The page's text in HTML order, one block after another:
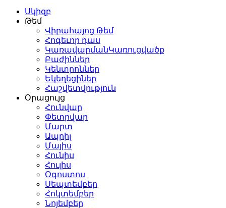
Սկիզբ
Թեմ
Վիրահայոց Թեմ
Հոգեւոր դաս
ԿառավարմանԿառուցվածք
Բաժիններ
Կենտրոններ
Եկեղեցիներ
Հաշվետվություն
Օրացույց
Հունվար
Փետրվար
Մարտ
Ապրիլ
Մայիս
Հունիս
Հուլիս
Օգոստոս
Սեպտեմբեր
Հոկտեմբեր
Նոյեմբեր